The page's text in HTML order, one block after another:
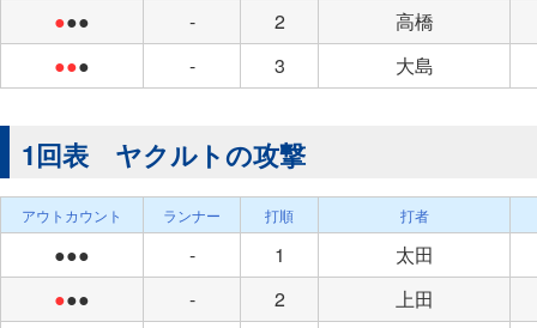
●●● - 2
高橋
●●● - 3 大島
1回表 ヤクルトの攻撃
アウトカウント ランナー 打順 打者
●●● - 1
太田
●●● - 2
上田